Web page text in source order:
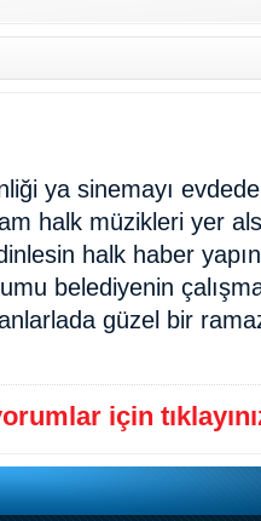
ya sinemayı
halk müzikleri yer
halk haber
belediyenin
güzel bir
için